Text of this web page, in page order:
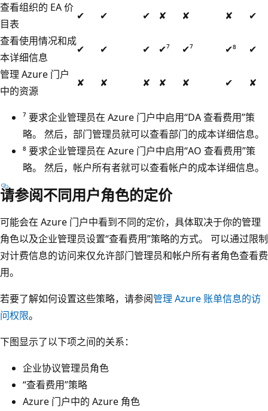
查看组织的 EA 价
目表
✔ ✔ ✔ ✘ ✘ ✘
✔
查看使用情况和成
本详细信息
✔ ✔ ✔ ✔⁷ ✔⁷ ✔⁸
✔
管理 Azure 门户
中的资源
✘ ✘ ✘ ✘ ✘ ✔ ✘
⁷ 要求企业管理员在 Azure 门户中启用“DA 查看费用”策
略。
然后，部门管理员就可以查看部门的成本详细信息。
⁸ 要求企业管理员在 Azure 门户中启用“AO 查看费用”策
略。
然后，帐户所有者就可以查看帐户的成本详细信息。
请参阅不同用户角色的定价
可能会在 Azure 门户中看到不同的定价，具体取决于你的管理
角色以及企业管理员设置“查看费用”策略的方式。 可以通过限制
对计费信息的访问来仅允许部门管理员和帐户所有者角色查看费
用。
若要了解如何设置这些策略，请参阅管理 Azure 账单信息的访
问权限。
下图显示了以下项之间的关系：
企业协议管理员角色
“查看费用”策略
Azure 门户中的 Azure 角色